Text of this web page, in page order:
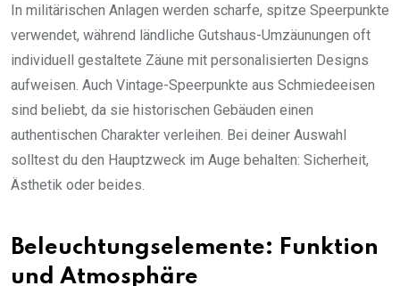
In militärischen Anlagen werden scharfe, spitze Speerpunkte
verwendet, während ländliche Gutshaus-Umzäunungen oft
individuell gestaltete Zäune mit personalisierten Designs
aufweisen. Auch Vintage-Speerpunkte aus Schmiedeeisen
sind beliebt, da sie historischen Gebäuden einen
authentischen Charakter verleihen. Bei deiner Auswahl
solltest du den Hauptzweck im Auge behalten: Sicherheit,
Ästhetik oder beides.
Beleuchtungselemente: Funktion
und Atmosphäre